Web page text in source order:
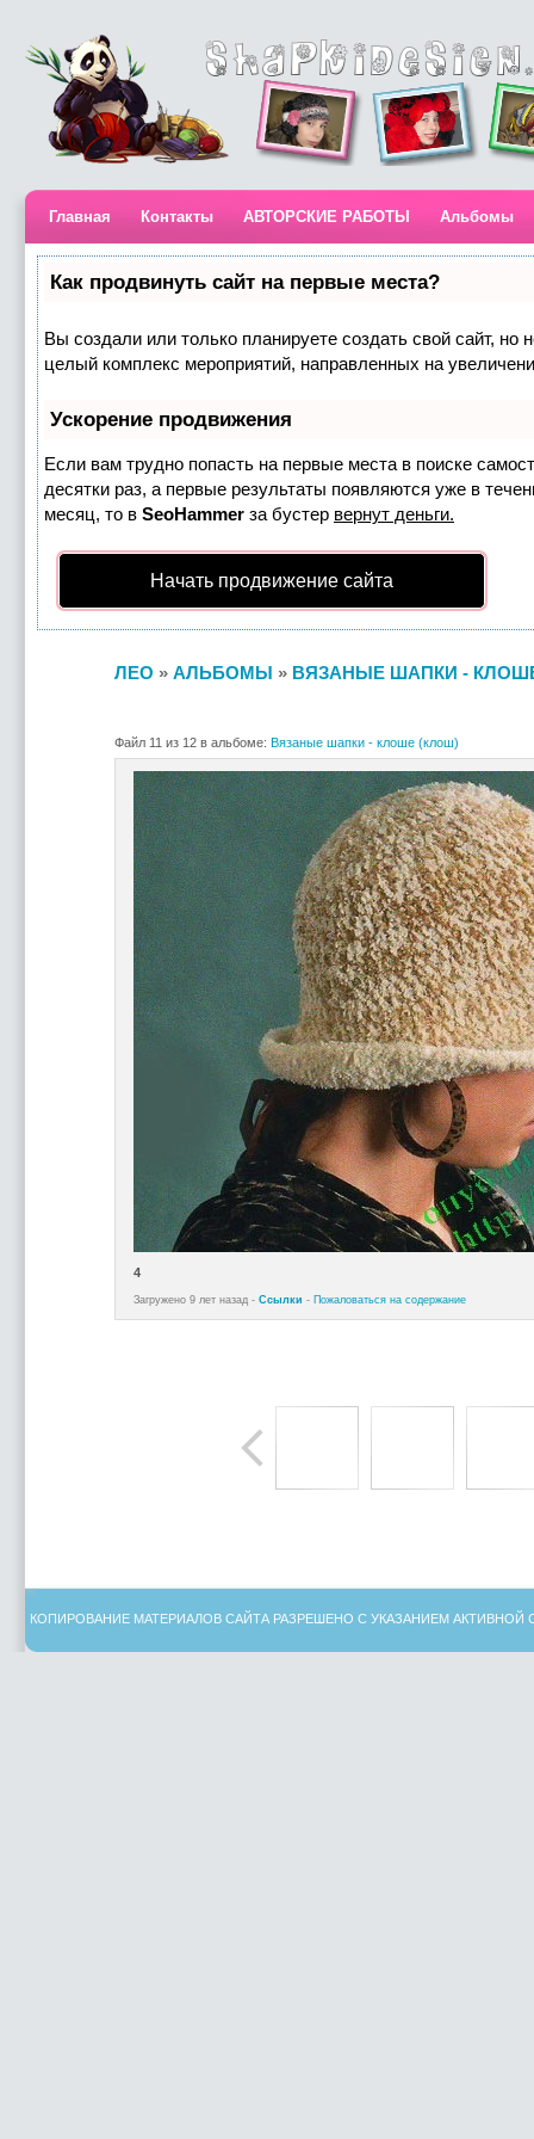
Главная Контакты АВТОРСКИЕ РАБОТЫ Альбомы
Как продвинуть сайт на первые места?
Вы создали или только планируете создать свой сайт, но
целый комплекс мероприятий, направленных на
Ускорение продвижения
Если вам трудно попасть на первые места в поиске
десятки раз, а первые результаты появляются уже в
месяц, то в SeoHammer за бустер вернут деньги.
Начать продвижение сайта
ЛЕО » АЛЬБОМЫ » ВЯЗАНЫЕ ШАПКИ -
Файл 11 из 12 в альбоме: Вязаные шапки - клоше (клош)
4
Загружено 9 лет назад - Ссылки - Пожаловаться на содержание
КОПИРОВАНИЕ МАТЕРИАЛОВ САЙТА РАЗРЕШЕНО С УКАЗАНИЕМ АКТИВНОЙ